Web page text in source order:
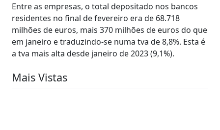
Entre as empresas, o total depositado nos bancos
residentes no final de fevereiro era de 68.718
milhões de euros, mais 370 milhões de euros do que
em janeiro e traduzindo-se numa tva de 8,8%. Esta é
a tva mais alta desde janeiro de 2023 (9,1%).
Mais Vistas